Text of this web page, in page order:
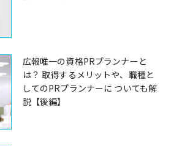
広報唯一の資格PRプランナーと
は？ 取得するメリットや、職種と
してのPRプランナーに ついても解
説【後編】